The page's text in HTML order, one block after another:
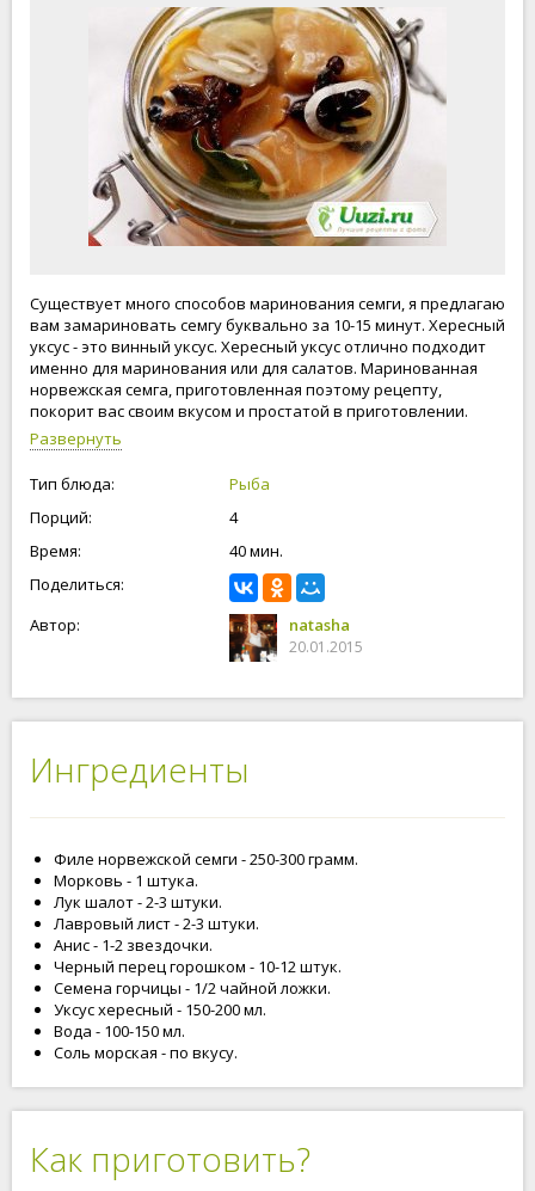
Существует много способов маринования семги, я предлагаю
вам замариновать семгу буквально за 10-15 минут. Хересный
уксус - это винный уксус. Хересный уксус отлично подходит
именно для маринования или для салатов. Маринованная
норвежская семга, приготовленная поэтому рецепту,
покорит вас своим вкусом и простатой в приготовлении.
Приятного аппетита!
Развернуть
Тип блюда:
Рыба
Порций:
4
Время:
40 мин.
Поделиться:
Автор:
natasha
20.01.2015
Ингредиенты
Филе норвежской семги - 250-300 грамм.
Морковь - 1 штука.
Лук шалот - 2-3 штуки.
Лавровый лист - 2-3 штуки.
Анис - 1-2 звездочки.
Черный перец горошком - 10-12 штук.
Семена горчицы - 1/2 чайной ложки.
Уксус хересный - 150-200 мл.
Вода - 100-150 мл.
Соль морская - по вкусу.
Как приготовить?